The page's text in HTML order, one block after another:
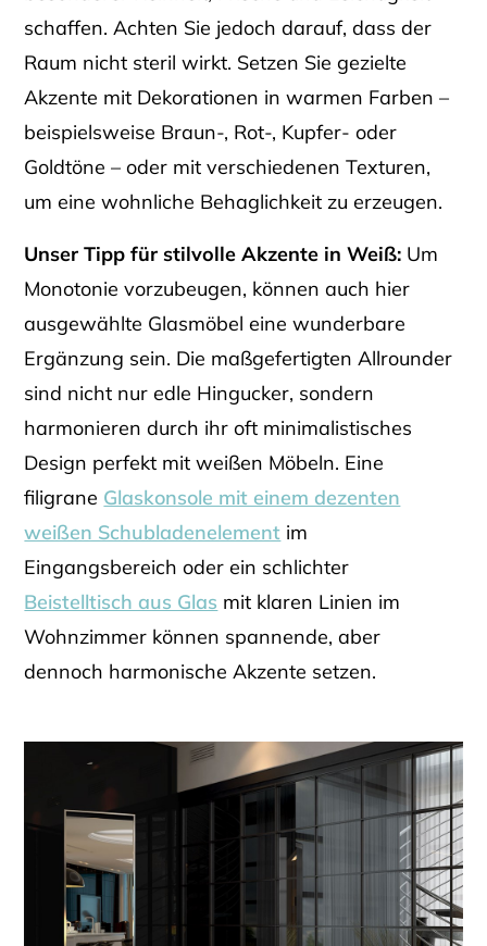
schaffen. Achten Sie jedoch darauf, dass der
Raum nicht steril wirkt. Setzen Sie gezielte
Akzente mit Dekorationen in warmen Farben –
beispielsweise Braun-, Rot-, Kupfer- oder
Goldtöne – oder mit verschiedenen Texturen,
um eine wohnliche Behaglichkeit zu erzeugen.
Unser Tipp für stilvolle Akzente in Weiß: Um
Monotonie vorzubeugen, können auch hier
ausgewählte Glasmöbel eine wunderbare
Ergänzung sein. Die maßgefertigten Allrounder
sind nicht nur edle Hingucker, sondern
harmonieren durch ihr oft minimalistisches
Design perfekt mit weißen Möbeln. Eine
filigrane Glaskonsole mit einem dezenten
weißen Schubladenelement im
Eingangsbereich oder ein schlichter
Beistelltisch aus Glas mit klaren Linien im
Wohnzimmer können spannende, aber
dennoch harmonische Akzente setzen.